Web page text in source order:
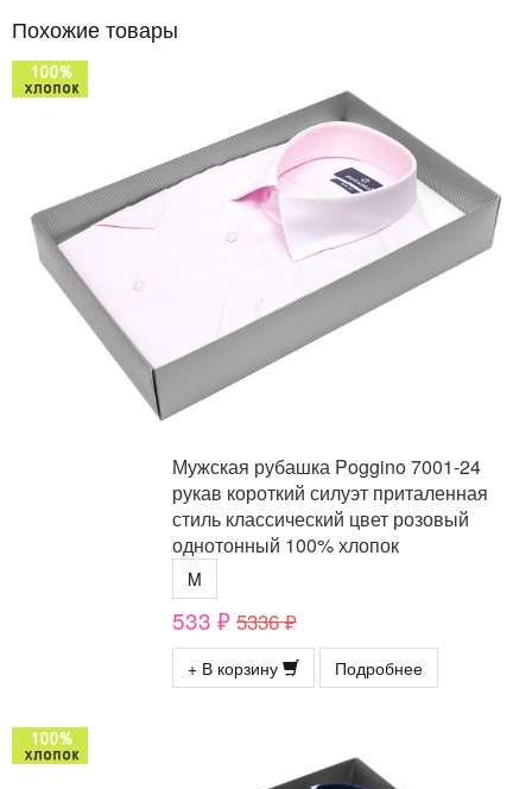
Похожие товары
Мужская рубашка Poggino 7001-24
рукав короткий силуэт приталенная
стиль классический цвет розовый
однотонный 100% хлопок
M
533 ₽ 5336 ₽
+ В корзину Подробнее